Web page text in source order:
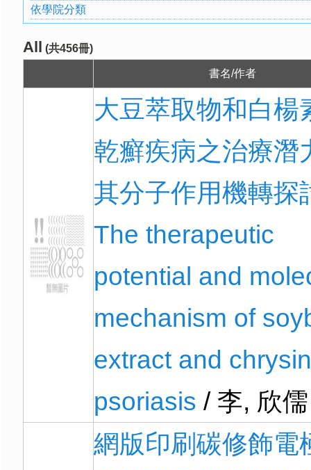
依學院分類
All (共456冊)
書名/作者
大豆萃取物和白楊
乾癬疾病之治療潛
其分子作用機轉探
The therapeutic
potential and
mechanism of
extract and
psoriasis / 李, 欣儒
網版印刷碳修飾電